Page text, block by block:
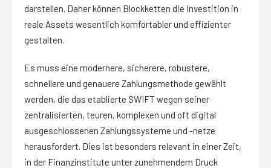
darstellen. Daher können Blockketten die Investition in
reale Assets wesentlich komfortabler und effizienter
gestalten.
Es muss eine modernere, sicherere, robustere,
schnellere und genauere Zahlungsmethode gewählt
werden, die das etablierte SWIFT wegen seiner
zentralisierten, teuren, komplexen und oft digital
ausgeschlossenen Zahlungssysteme und -netze
herausfordert. Dies ist besonders relevant in einer Zeit,
in der Finanzinstitute unter zunehmendem Druck